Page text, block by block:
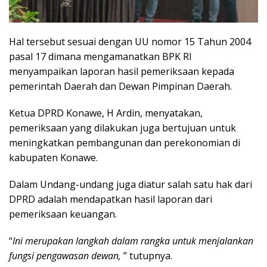
Hal tersebut sesuai dengan UU nomor 15 Tahun 2004
pasal 17 dimana mengamanatkan BPK RI
menyampaikan laporan hasil pemeriksaan kepada
pemerintah Daerah dan Dewan Pimpinan Daerah.
Ketua DPRD Konawe, H Ardin, menyatakan,
pemeriksaan yang dilakukan juga bertujuan untuk
meningkatkan pembangunan dan perekonomian di
kabupaten Konawe.
Dalam Undang-undang juga diatur salah satu hak dari
DPRD adalah mendapatkan hasil laporan dari
pemeriksaan keuangan.
“Ini merupakan langkah dalam rangka untuk menjalankan
fungsi pengawasan dewan, ” tutupnya.